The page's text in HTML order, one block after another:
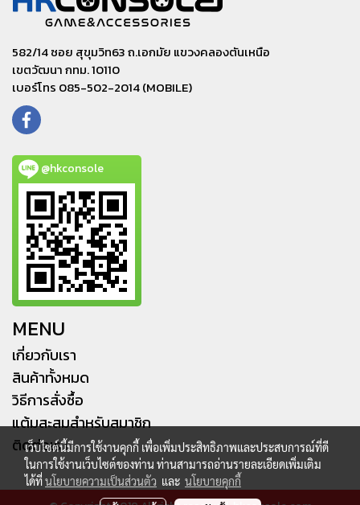
582/14 ซอย สุขุมวิท63 ถ.เอกมัย แขวงคลองตันเหนือ
เขตวัฒนา กทม. 10110
เบอร์โทร 085-502-2014 (MOBILE)
@hkconsole
MENU
เกี่ยวกับเรา
สินค้าทั้งหมด
วิธีการสั่งซื้อ
แต้มสะสมสำหรับสมาชิก
ติดต่อเรา
เว็บไซต์นี้มีการใช้งานคุกกี้ เพื่อเพิ่มประสิทธิภาพและประสบการณ์ที่ดี
ในการใช้งานเว็บไซต์ของท่าน ท่านสามารถอ่านรายละเอียดเพิ่มเติม
ได้ที่นโยบายความเป็นส่วนตัว และ นโยบายคุกกี้